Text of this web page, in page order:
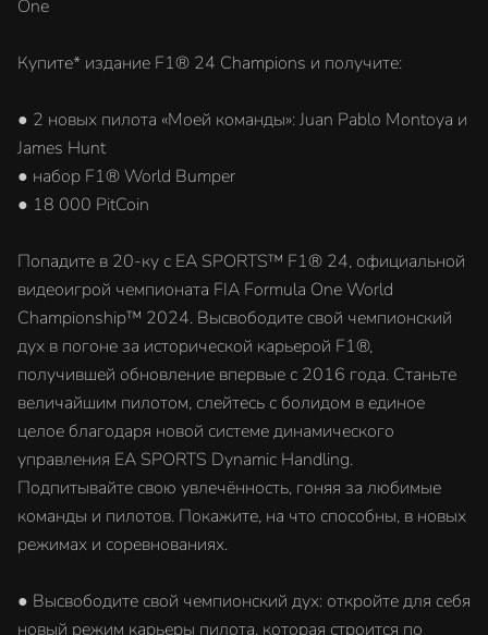
One
Купите* издание F1® 24 Champions и получите:
● 2 новых пилота «Моей команды»: Juan Pablo Montoya и
James Hunt
● набор F1® World Bumper
● 18 000 PitCoin
Попадите в 20-ку с EA SPORTS™ F1® 24, официальной
видеоигрой чемпионата FIA Formula One World
Championship™ 2024. Высвободите свой чемпионский
дух в погоне за исторической карьерой F1®,
получившей обновление впервые с 2016 года. Станьте
величайшим пилотом, слейтесь с болидом в единое
целое благодаря новой системе динамического
управления EA SPORTS Dynamic Handling.
Подпитывайте свою увлечённость, гоняя за любимые
команды и пилотов. Покажите, на что способны, в новых
режимах и соревнованиях.
● Высвободите свой чемпионский дух: откройте для себя
новый режим карьеры пилота, которая строится по